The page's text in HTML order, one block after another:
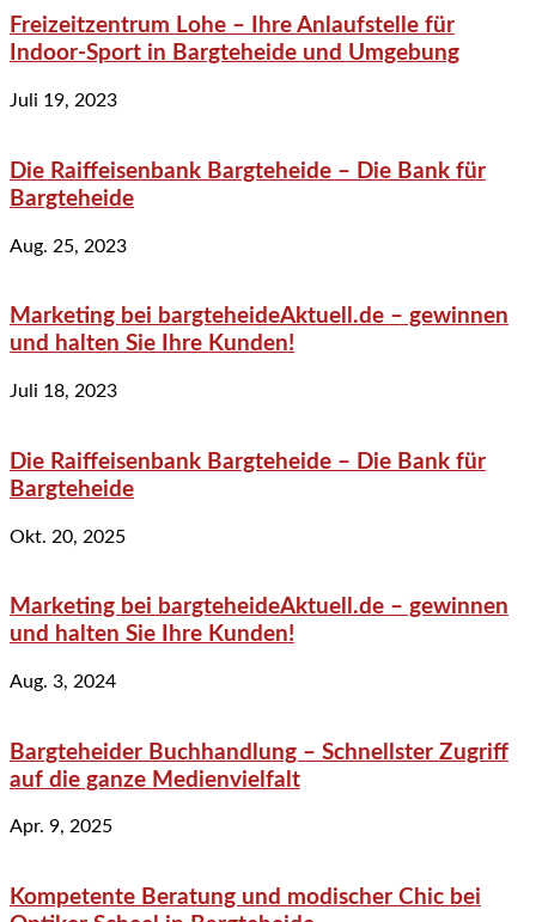
Freizeitzentrum Lohe – Ihre Anlaufstelle für
Indoor-Sport in Bargteheide und Umgebung
Juli 19, 2023
Die Raiffeisenbank Bargteheide – Die Bank für
Bargteheide
Aug. 25, 2023
Marketing bei bargteheideAktuell.de – gewinnen
und halten Sie Ihre Kunden!
Juli 18, 2023
Die Raiffeisenbank Bargteheide – Die Bank für
Bargteheide
Okt. 20, 2025
Marketing bei bargteheideAktuell.de – gewinnen
und halten Sie Ihre Kunden!
Aug. 3, 2024
Bargteheider Buchhandlung – Schnellster Zugriff
auf die ganze Medienvielfalt
Apr. 9, 2025
Kompetente Beratung und modischer Chic bei